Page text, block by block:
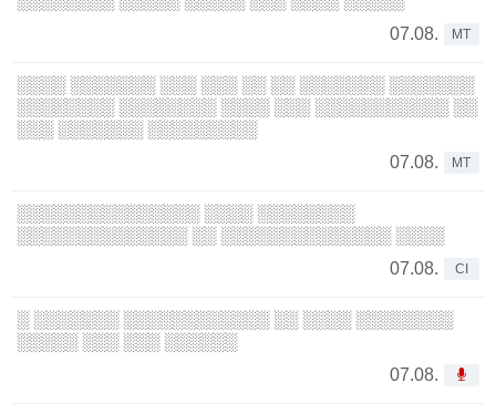
07.08.
MT
░░░░ ░░░░░░░ ░░░ ░░░ ░░ ░░ ░░░░░░░ ░░░░░░░
░░░░░░░░ ░░░░░░░░ ░░░░ ░░░ ░░░░░░░░░░░ ░░
░░░ ░░░░░░░ ░░░░░░░░░
07.08.
MT
░░░░░░░░░░░░░░░ ░░░░ ░░░░░░░░
░░░░░░░░░░░░░░ ░░ ░░░░░░░░░░░░░░ ░░░░
07.08.
CI
░ ░░░░░░░ ░░░░░░░░░░░░ ░░ ░░░░ ░░░░░░░░
░░░░░ ░░░ ░░░ ░░░░░░
07.08.